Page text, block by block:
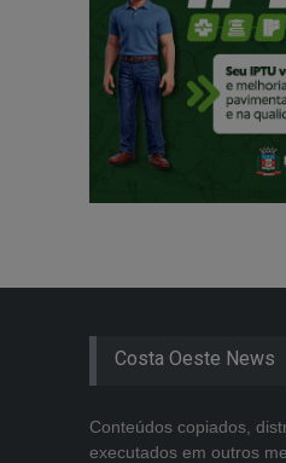
Costa Oeste News
Conteúdos copiados,
executados em outros